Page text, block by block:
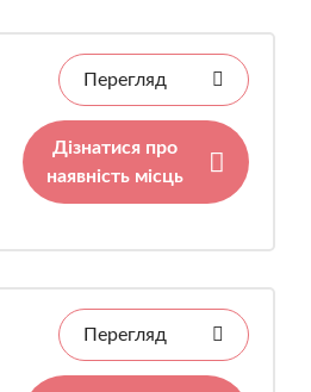
Перегляд
Дізнатися про
наявність місць
Перегляд